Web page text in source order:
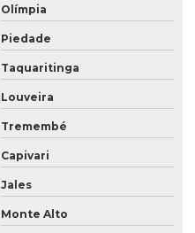
Olímpia
Piedade
Taquaritinga
Louveira
Tremembé
Capivari
Jales
Monte Alto